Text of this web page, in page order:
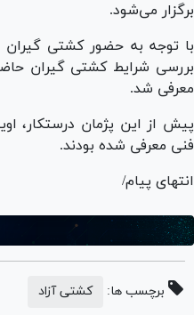
برگزار می‌شود.
با توجه به حضور کشتی
بررسی شرایط کشتی گیران
معرفی شد.
پیش از این پژمان درستکار،
فنی معرفی شده بودند.
انتهای پیام/
برچسب ها: کشتی آزاد